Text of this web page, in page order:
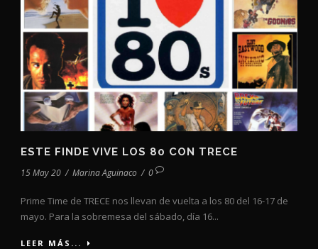
ESTE FINDE VIVE LOS 80 CON TRECE
15 May 20 / Marina Aguinaco / 0
Prime Time de TRECE nos llevan de vuelta a los 80 del 16-17 de
mayo. Para la sobremesa del sábado, día 16...
LEER MÁS...